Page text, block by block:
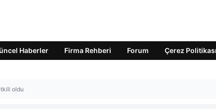
Haberler Firma Rehberi Forum Çerez Politikası
oldu